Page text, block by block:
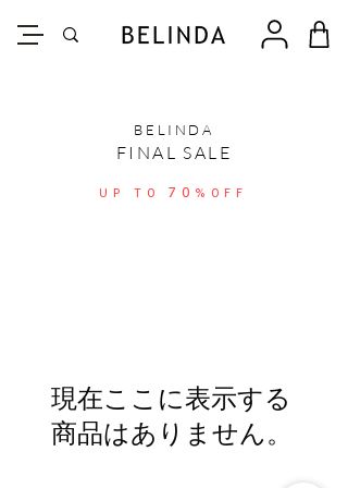
BELINDA
FINAL SALE
UP TO 70 %OFF
現在ここに表示する
商品はありません。